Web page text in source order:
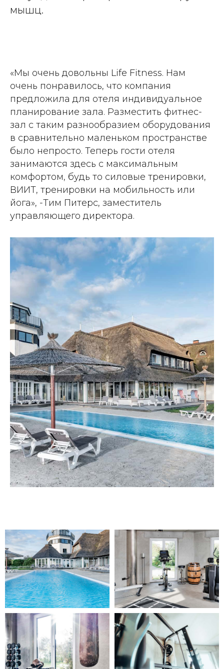
мышц.
«Мы очень довольны Life Fitness. Нам
очень понравилось, что компания
предложила для отеля индивидуальное
планирование зала. Разместить фитнес-
зал с таким разнообразием оборудования
в сравнительно маленьком пространстве
было непросто. Теперь гости отеля
занимаются здесь с максимальным
комфортом, будь то силовые тренировки,
ВИИТ, тренировки на мобильность или
йога», -Тим Питерс, заместитель
управляющего директора.